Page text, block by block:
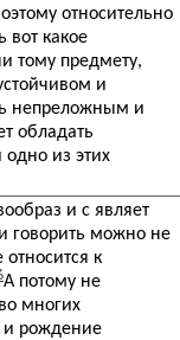
относительно
вот какое
тому предмету,
и
непреложным и
обладать
из этих
и с являет
говорить можно не
к
А потому не
многих
и рождение